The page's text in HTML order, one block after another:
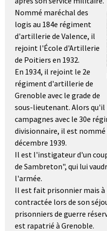
Nommé maréchal des
logis au 184e régiment
d'artillerie de Valence, il
rejoint l'École d'Artillerie
de Poitiers en 1932.
En 1934, il rejoint le 2e
régiment d'artillerie de
Grenoble avec le grade de
sous-lieutenant. Alors
campagnes avec le 30e
divisionnaire, il est
décembre 1939.
Il est l'instigateur d'un
de Sambreton", qui lui
l'armée.
Il est fait prisonnier mais
contractée lors de son
prisonniers de guerre
est rapatrié à Grenoble.